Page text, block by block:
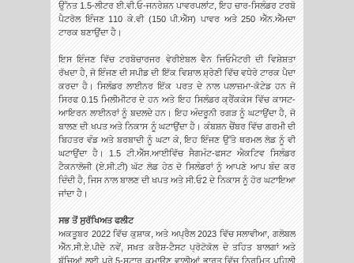
ਉੱਨਤ 1.5-ਲੀਟਰ ਈ.ਵੀ.ਓ-ਜਨਰੇਸ਼ਨ ਪਾਵਰਪਲਾਂਟ, ਇਹ ਚਾਰ-ਸਿਲੰਡਰ ਟਰਬੋ
ਪੈਟਰੋਲ ਇੰਜਣ 110 ਕੇ.ਵੀ (150 ਪੀ.ਐੱਸ) ਪਾਵਰ ਅਤੇ 250 ਐੱਨ.ਐੱਮਦਾ
ਟਾਰਕ ਬਣਾਉਂਦਾ ਹੈ।
ਇਸ ਇੰਜਣ ਵਿੱਚ ਟਰਬੋਚਾਰਜਰ ਵੇਰੀਏਬਲ ਵੈਨ ਜਿਓਮੈਟਰੀ ਦੀ ਵਿਸ਼ੇਸ਼ਤਾ
ਰੱਖਦਾ ਹੈ, ਜੋ ਇੰਜਣ ਦੀ ਸਪੀਡ ਦੀ ਇੱਕ ਵਿਸ਼ਾਲ ਸ਼੍ਰੇਣੀ ਵਿੱਚ ਵਧੇਰੇ ਟਾਰਕ ਪੈਦਾ
ਕਰਦਾ ਹੈ। ਸਿਲੰਡਰ ਲਾਈਨਰ ਇੱਕ ਪਰਤ ਦੇ ਨਾਲ ਪਲਾਜ਼ਮਾ-ਕੋਟੇਡ ਹਨ ਜੋ
ਸਿਰਫ 0.15 ਮਿਲੀਮੀਟਰ ਦੇ ਹਨ ਅਤੇ ਇਹ ਸਿਲੰਡਰ ਕ੍ਰੈਂਕਕੇਸ ਵਿੱਚ ਕਾਸਟ-
ਆਇਰਨ ਲਾਈਨਰਾਂ ਨੂੰ ਬਦਲਦੇ ਹਨ। ਇਹ ਅੰਦਰੂਨੀ ਰਗੜ ਨੂੰ ਘਟਾਉਂਦਾ ਹੈ, ਜੋ
ਬਾਲਣ ਦੀ ਖਪਤ ਅਤੇ ਨਿਕਾਸ ਨੂੰ ਘਟਾਉਂਦਾ ਹੈ। ਕੰਬਸ਼ਨ ਚੈਂਬਰ ਵਿੱਚ ਗਰਮੀ ਦੀ
ਬਿਹਤਰ ਵੰਡ ਅਤੇ ਬਰਬਾਦੀ ਨੂੰ ਘਟਾ ਕੇ, ਇਹ ਇੰਜਣ ਉੱਤੇ ਥਰਮਲ ਲੋਡ ਨੂੰ ਵੀ
ਘਟਾਉਂਦਾ ਹੈ। 1.5 ਟੀ.ਐੱਸ.ਆਈਵਿੱਚ ਸੈਗਮੰਟ-ਫਸਟ ਐਕਟਿਵ ਸਿਲੰਡਰ
ਟੈਕਨਾਲੋਜੀ (ਏ.ਸੀ.ਟੀ) ਘੱਟ ਲੋਡ ਹੇਠ ਦੋ ਸਿਲੰਡਰਾਂ ਨੂੰ ਆਪਣੇ ਆਪ ਬੰਦ ਕਰ
ਦਿੰਦੀ ਹੈ, ਜਿਸ ਨਾਲ ਬਾਲਣ ਦੀ ਖਪਤ ਅਤੇ ਸੀ.ਓ2 ਦੇ ਨਿਕਾਸ ਨੂੰ ਹੋਰ ਘਟਾਇਆ
ਜਾਂਦਾ ਹੈ।
ਸਭ ਤੋਂ ਸੁਰੱਖਿਅਤ ਫਲੀਟ
ਅਕਤੂਬਰ 2022 ਵਿੱਚ ਕੁਸ਼ਾਕ, ਅਤੇ ਅਪ੍ਰੈਲ 2023 ਵਿੱਚ ਸਲਾਵੀਆ, ਗਲੋਬਲ
ਐੱਨ.ਸੀ.ਏ.ਪੀਦੇ ਨਵੇਂ, ਸਖ਼ਤ ਕਰੈਸ਼-ਟੈਸਟ ਪ੍ਰੋਟੋਕੋਲ ਦੇ ਤਹਿਤ ਬਾਲਗਾਂ ਅਤੇ
ਬੱਚਿਆਂ ਲਈ ਪੂਰੇ 5-ਸਟਾਰ ਕਮਾਉਣ ਵਾਲੀਆਂ ਭਾਰਤ ਵਿੱਚ ਨਿਰਮਿਤ ਪਹਿਲੀ